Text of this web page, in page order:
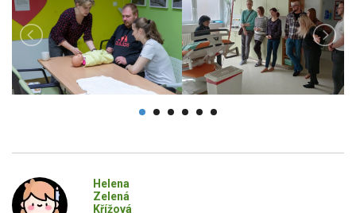
Helena
Zelená
Křížová